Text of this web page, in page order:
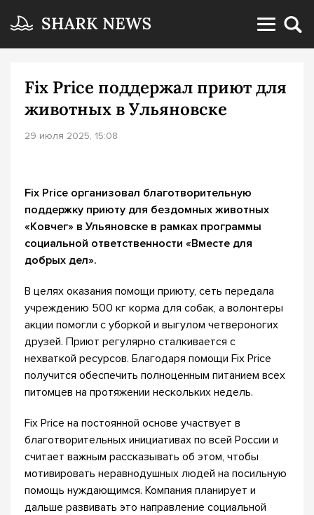
Fix Price поддержал приют для
животных в Ульяновске
29 июля 2025, 15:08
Fix Price организовал благотворительную
поддержку приюту для бездомных животных
«Ковчег» в Ульяновске в рамках программы
социальной ответственности «Вместе для
добрых дел».
В целях оказания помощи приюту, сеть передала
учреждению 500 кг корма для собак, а волонтеры
акции помогли с уборкой и выгулом четвероногих
друзей. Приют регулярно сталкивается с
нехваткой ресурсов. Благодаря помощи Fix Price
получится обеспечить полноценным питанием всех
питомцев на протяжении нескольких недель.
Fix Price на постоянной основе участвует в
благотворительных инициативах по всей России и
считает важным рассказывать об этом, чтобы
мотивировать неравнодушных людей на посильную
помощь нуждающимся. Компания планирует и
дальше развивать это направление социальной